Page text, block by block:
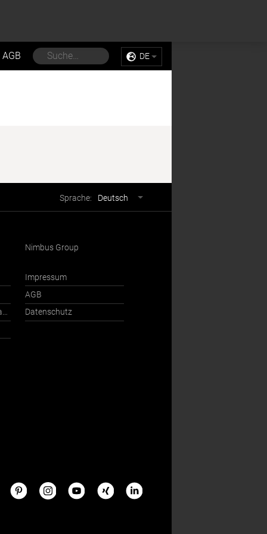
AGB DE
Sprache: Deutsch
Ansprechpartner International
Nimbus Group
Impressum
AGB
Datenschutz